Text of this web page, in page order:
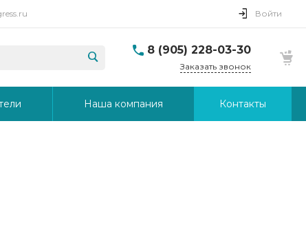
Войти
8 (905) 228-03-30
Заказать звонок
Наша компания Контакты